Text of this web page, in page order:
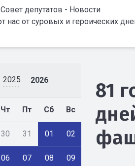
Совет депутатов - Новости
нас от суровых и героических
2025 2026
Чт Пт Сб Вс
30 31 01 02
06 07 08 09
81